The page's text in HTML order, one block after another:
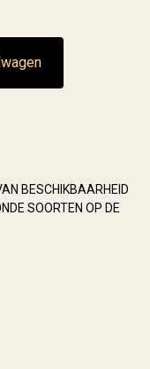
BESCHIKBAARHEID
SOORTEN OP DE